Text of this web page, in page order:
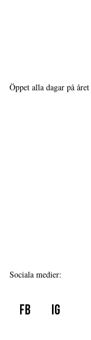
Öppet alla dagar på
Sociala medier:
FB IG